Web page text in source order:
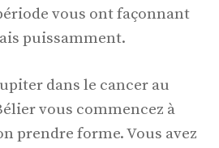
vous ont façonnant
puissamment.
dans le cancer au
vous commencez à
prendre forme. Vous avez